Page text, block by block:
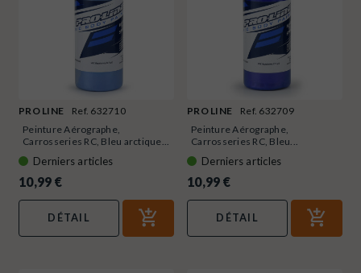
PRO LINE
Ref. 632710
Peinture Aérographe,
Carrosseries RC, Bleu arctique...
Derniers articles
10,99 €
DÉTAIL
PRO LINE
Ref. 632709
Peinture Aérographe,
Carrosseries RC, Bleu...
Derniers articles
10,99 €
DÉTAIL